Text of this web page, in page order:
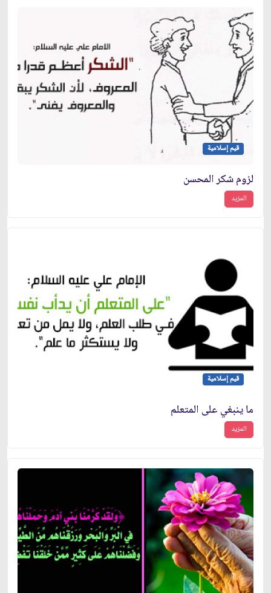
قيم إسلامية
لزوم شكر المحسن
المزيد
قيم إسلامية
ما ينبغي على المتعلم
المزيد